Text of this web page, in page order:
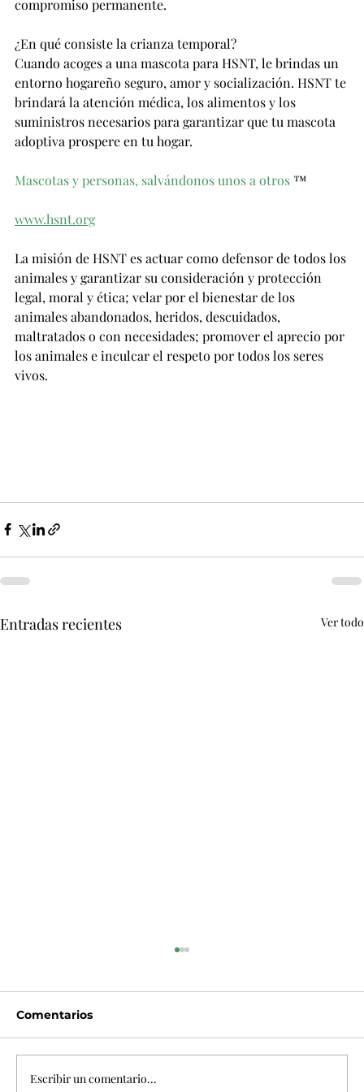
compromiso permanente.
¿En qué consiste la crianza temporal?
Cuando acoges a una mascota para HSNT, le brindas un
entorno hogareño seguro, amor y socialización. HSNT te
brindará la atención médica, los alimentos y los
suministros necesarios para garantizar que tu mascota
adoptiva prospere en tu hogar.
Mascotas y personas, salvándonos unos a otros ™
www.hsnt.org
La misión de HSNT es actuar como defensor de todos los
animales y garantizar su consideración y protección
legal, moral y ética; velar por el bienestar de los
animales abandonados, heridos, descuidados,
maltratados o con necesidades; promover el aprecio por
los animales e inculcar el respeto por todos los seres
vivos.
Entradas recientes Ver todo
Comentarios
Escribir un comentario...